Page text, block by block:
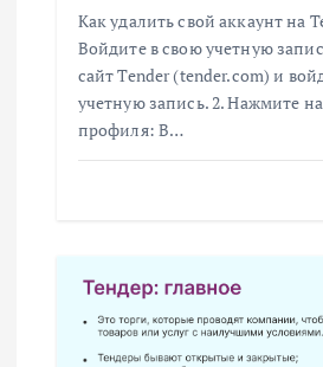
Как удалить свой аккаунт на
Войдите в свою учетную
сайт Tender (tender.com) и
учетную запись. 2. Нажмите
профиля: В…